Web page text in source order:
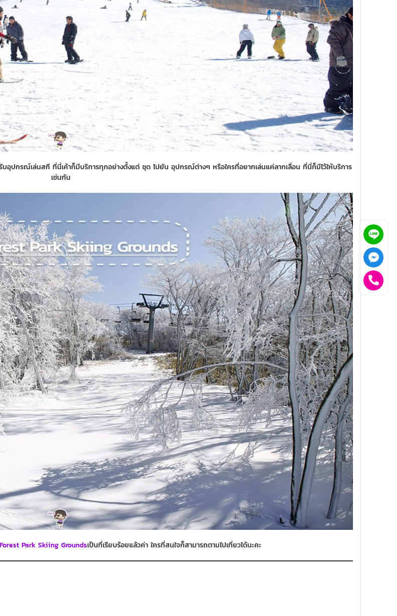
อุปกรณ์เล่นสกี ที่นี่เค้าก็มีบริการทุกอย่างตั้งแต่ ชุด ไปยัน อุปกรณ์ต่างๆ หรือใครที่อยากเล่นแค่ลากเลื่อน ที่นี่ก็มีไว้ให้บริการ
เช่นกัน
Park Skiing Groundsเป็นที่เรียบร้อยแล้วค่า ใครที่สนใจก็สามารถตามไปเที่ยวได้นะคะ